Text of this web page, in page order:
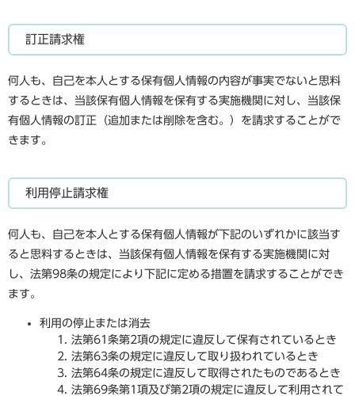
訂正請求権
何人も、自己を本人とする保有個人情報の内容が事実でないと思料
するときは、当該保有個人情報を保有する実施機関に対し、当該保
有個人情報の訂正（追加または削除を含む。）を請求することがで
きます。
利用停止請求権
何人も、自己を本人とする保有個人情報が下記のいずれかに該当す
ると思料するときは、当該保有個人情報を保有する実施機関に対
し、法第98条の規定により下記に定める措置を請求することができ
ます。
利用の停止または消去
法第61条第2項の規定に違反して保有されているとき
法第63条の規定に違反して取り扱われているとき
法第64条の規定に違反して取得されたものであるとき
法第69条第1項及び第2項の規定に違反して利用されて